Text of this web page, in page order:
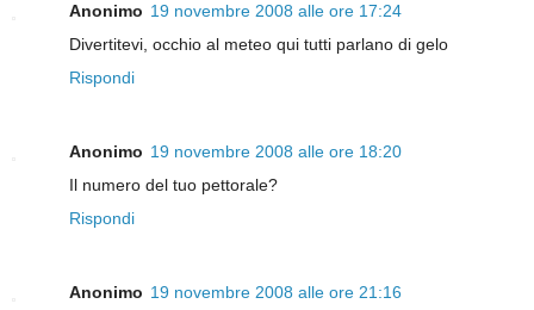
Anonimo 19 novembre 2008 alle ore 17:24
Divertitevi, occhio al meteo qui tutti parlano di gelo
Rispondi
Anonimo 19 novembre 2008 alle ore 18:20
Il numero del tuo pettorale?
Rispondi
Anonimo 19 novembre 2008 alle ore 21:16